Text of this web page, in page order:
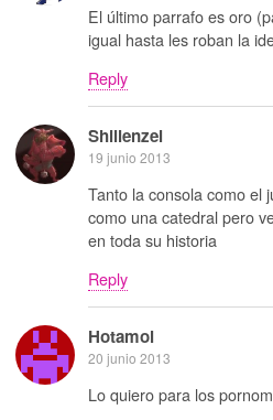
El último parrafo es oro
igual hasta les roban la
Reply
Shillenzel
19 junio 2013
Tanto la consola como el
como una catedral pero
en toda su historia
Reply
Hotamol
20 junio 2013
Lo quiero para los